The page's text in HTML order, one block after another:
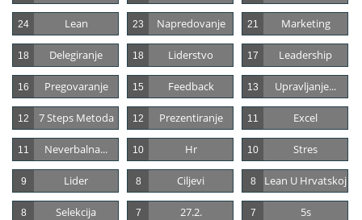
Lean
24 Napredovanje
23 Marketing
21
Delegiranje
18 Liderstvo
18 Leadership
17
Pregovaranje
16 Feedback
15 Upravljanje...
13
7 Steps Metoda
12 Prezentiranje
12 Excel
11
Neverbalna...
11 Hr
10 Stres
10
Lider
9 Ciljevi
8 Lean U Hrvatskoj
8
Selekcija
8 27.2.
7 5s
7